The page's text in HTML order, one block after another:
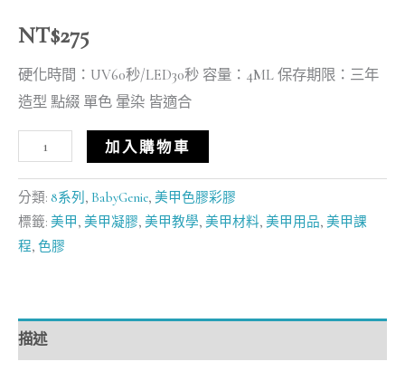
NT$275
硬化時間：UV60秒/LED30秒 容量：4ML 保存期限：三年
造型 點綴 單色 暈染 皆適合
加入購物車
分類: 8系列 , BabyGenie, 美甲色膠彩膠
標籤: 美甲, 美甲凝膠, 美甲教學, 美甲材料, 美甲用品, 美甲課
程, 色膠
描述